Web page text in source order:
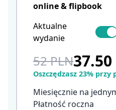
online & flipbook
Aktualne
wydanie
52 PLN
Oszczędzasz 23% przy
Miesięcznie na
Płatność roczna